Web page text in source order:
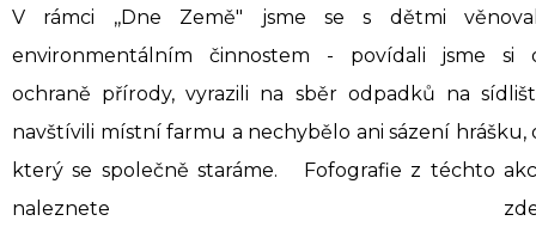
V rámci ,,Dne Země" jsme se s dětmi
environmentálním činnostem - povídali jsme si
ochraně přírody, vyrazili na sběr odpadků na
navštívili místní farmu a nechybělo ani sázení hrášku,
který se společně staráme. Fofografie z téchto
naleznete